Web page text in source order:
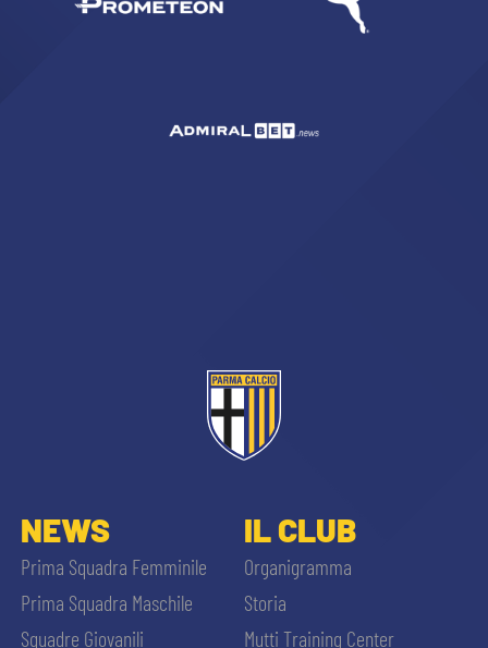
NEWS
Prima Squadra Femminile
Prima Squadra Maschile
Squadre Giovanili
IL CLUB
Organigramma
Storia
Mutti Training Center